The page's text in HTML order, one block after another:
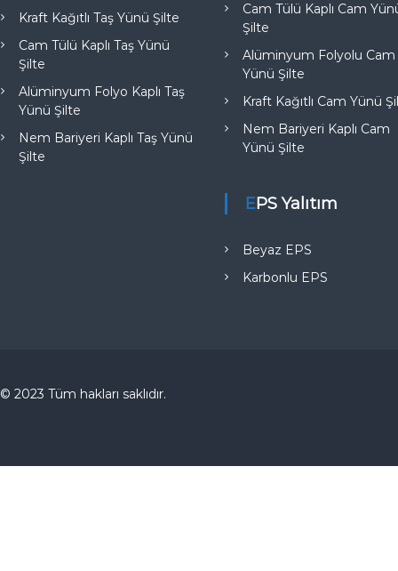
Kraft Kağıtlı Taş Yünü Şilte
Cam Tülü Kaplı Taş Yünü
Şilte
Alüminyum Folyo Kaplı Taş
Yünü Şilte
Nem Bariyeri Kaplı Taş Yünü
Şilte
Cam Tülü Kaplı Cam
Şilte
Alüminyum Folyolu Cam
Yünü Şilte
Kraft Kağıtlı Cam Yünü
Nem Bariyeri Kaplı Cam
Yünü Şilte
EPS Yalıtım
Beyaz EPS
Karbonlu EPS
© 2023 Tüm hakları saklıdır.